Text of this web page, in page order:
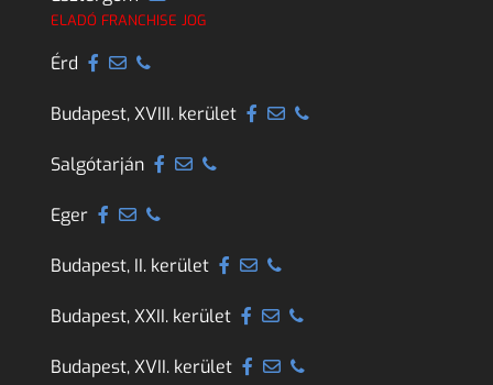
ELADÓ FRANCHISE JOG
Érd
Budapest, XVIII. kerület
Salgótarján
Eger
Budapest, II. kerület
Budapest, XXII. kerület
Budapest, XVII. kerület